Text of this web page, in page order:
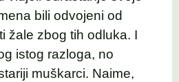
bili odvojeni od
žale zbog tih odluka. I
istog razloga, no
muškarci. Naime,